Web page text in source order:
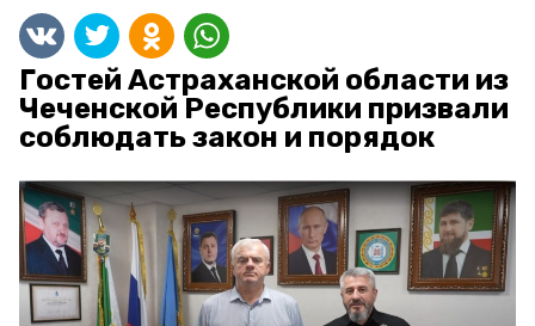
Гостей Астраханской области из
Чеченской Республики призвали
соблюдать закон и порядок